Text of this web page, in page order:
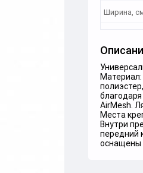
Ширина,
AirMesh.
Места
Внутри
передний
оснащены